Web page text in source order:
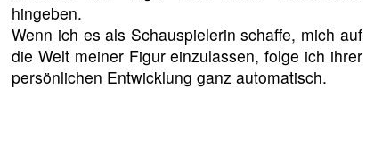
hingeben.
Wenn ich es als Schauspielerin schaffe, mich auf
die Welt meiner Figur einzulassen, folge ich ihrer
persönlichen Entwicklung ganz automatisch.